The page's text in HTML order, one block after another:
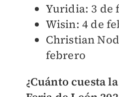
Yuridia: 3 de
Wisin: 4 de
Christian
febrero
¿Cuánto cuesta